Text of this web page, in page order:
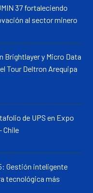
37 fortaleciendo
al sector minero
Brightlayer y Micro Data
Tour Deltron Arequipa
de UPS en Expo
Chile
Gestión inteligente
tecnológica más